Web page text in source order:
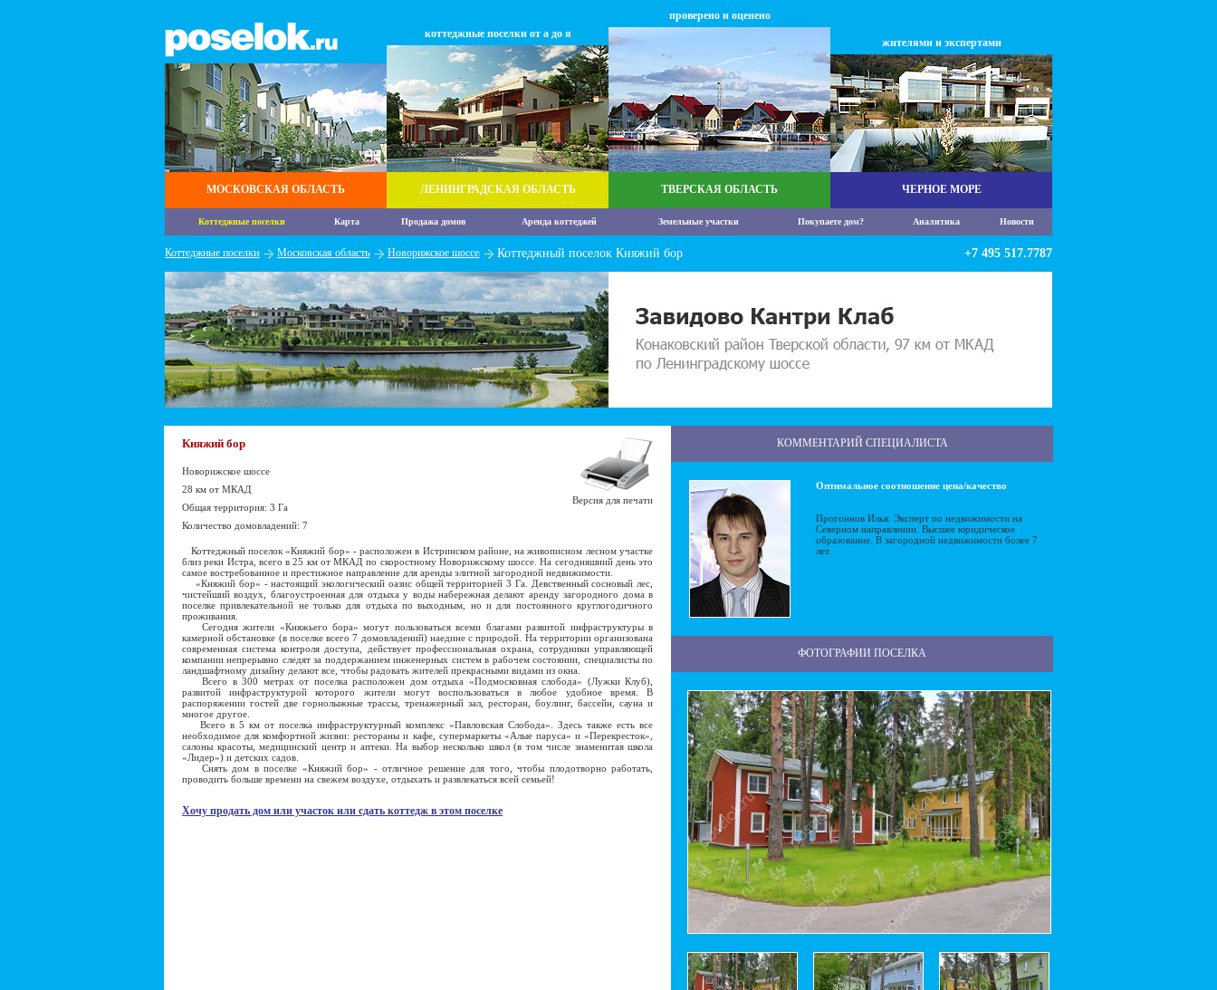
МОСКОВСКАЯ ОБЛАСТЬ
коттеджные поселки от а до я
ЛЕНИНГРАДСКАЯ ОБЛАСТЬ
проверено и оценено
ТВЕРСКАЯ ОБЛАСТЬ
жителями и экспертами
ЧЕРНОЕ МОРЕ
Коттеджные поселки Карта Продажа домов Аренда коттеджей Земельные участки Покупаете дом? Аналитика Новости
Коттеджные поселки Московская область Новорижское шоссе Коттеджный поселок Княжий бор +7 495 517.7787
Княжий бор
Новорижское шоссе
28 км от МКАД
Общая территория: 3 Га
Количество домовладений: 7
Версия для печати
Коттеджный поселок «Княжий бор» - расположен в Истринском районе, на живописном лесном участке
близ реки Истра, всего в 25 км от МКАД по скоростному Новорижскому шоссе. На сегодняшний день это
самое востребованное и престижное направление для аренды элитной загородной недвижимости.
«Княжий бор» - настоящий экологический оазис общей территорией 3 Га. Девственный сосновый лес,
чистейший воздух, благоустроенная для отдыха у воды набережная делают аренду загородного дома в
поселке привлекательной не только для отдыха по выходным, но и для постоянного круглогодичного
проживания.
Сегодня жители «Княжьего бора» могут пользоваться всеми благами развитой инфраструктуры в
камерной обстановке (в поселке всего 7 домовладений) наедине с природой. На территории организована
современная система контроля доступа, действует профессиональная охрана, сотрудники управляющей
компании непрерывно следят за поддержанием инженерных систем в рабочем состоянии, специалисты по
ландшафтному дизайну делают все, чтобы радовать жителей прекрасными видами из окна.
Всего в 300 метрах от поселка расположен дом отдыха «Подмосковная слобода» (Лужки Клуб),
развитой инфраструктурой которого жители могут воспользоваться в любое удобное время. В
распоряжении гостей две горнолыжные трассы, тренажерный зал, ресторан, боулинг, бассейн, сауна и
многое другое.
Всего в 5 км от поселка инфраструктурный комплекс «Павловская Слобода». Здесь также есть все
необходимое для комфортной жизни: рестораны и кафе, супермаркеты «Алые паруса» и «Перекресток»,
салоны красоты, медицинский центр и аптеки. На выбор несколько школ (в том числе знаменитая школа
«Лидер») и детских садов.
Снять дом в поселке «Княжий бор» - отличное решение для того, чтобы плодотворно работать,
проводить больше времени на свежем воздухе, отдыхать и развлекаться всей семьей!
Хочу продать дом или участок или сдать коттедж в этом поселке
КОММЕНТАРИЙ СПЕЦИАЛИСТА
Оптимальное соотношение цена/качество
Прогоннов Илья: Эксперт по недвижимости на
Северном направлении. Высшее юридическое
образование. В загородной недвижимости более 7
лет.
ФОТОГРАФИИ ПОСЕЛКА